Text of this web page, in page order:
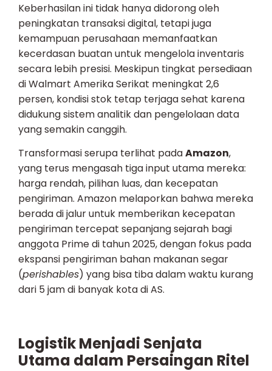
Keberhasilan ini tidak hanya didorong oleh
peningkatan transaksi digital, tetapi juga
kemampuan perusahaan memanfaatkan
kecerdasan buatan untuk mengelola inventaris
secara lebih presisi. Meskipun tingkat persediaan
di Walmart Amerika Serikat meningkat 2,6
persen, kondisi stok tetap terjaga sehat karena
didukung sistem analitik dan pengelolaan data
yang semakin canggih.
Transformasi serupa terlihat padaAmazon,
yang terus mengasah tiga input utama mereka:
harga rendah, pilihan luas, dan kecepatan
pengiriman. Amazon melaporkan bahwa mereka
berada di jalur untuk memberikan kecepatan
pengiriman tercepat sepanjang sejarah bagi
anggota Prime di tahun 2025, dengan fokus pada
ekspansi pengiriman bahan makanan segar
(perishables) yang bisa tiba dalam waktu kurang
dari 5 jam di banyak kota di AS.
Logistik Menjadi Senjata
Utama dalam Persaingan Ritel